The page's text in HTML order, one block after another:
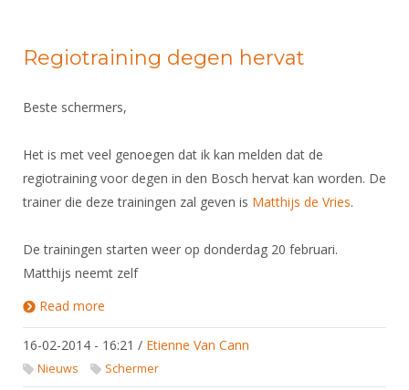
Regiotraining degen hervat
Beste schermers,
Het is met veel genoegen dat ik kan melden dat de
regiotraining voor degen in den Bosch hervat kan worden. De
trainer die deze trainingen zal geven is Matthijs de Vries.
De trainingen starten weer op donderdag 20 februari.
Matthijs neemt zelf
Read more
16-02-2014 - 16:21 / Etienne Van Cann
Nieuws Schermer